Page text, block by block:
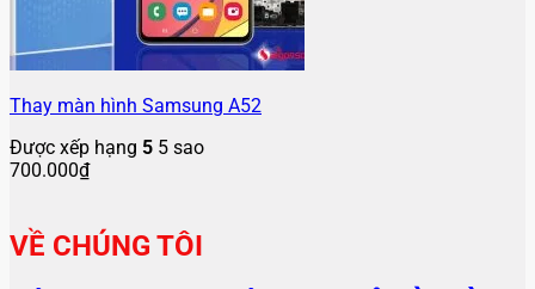
Thay màn hình Samsung A52
Được xếp hạng 5 5 sao
700.000₫
VỀ CHÚNG TÔI